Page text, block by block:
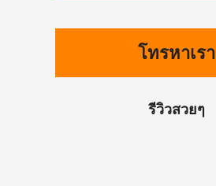
โทรหาเรา
รีวิวสวยๆ